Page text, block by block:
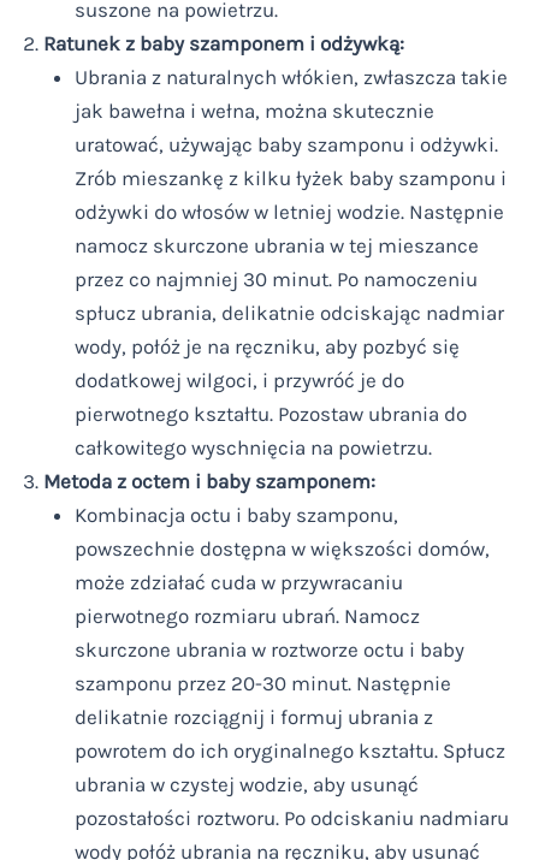
suszone na powietrzu.
Ratunek z baby szamponem i odżywką:
Ubrania z naturalnych włókien, zwłaszcza takie
jak bawełna i wełna, można skutecznie
uratować, używając baby szamponu i odżywki.
Zrób mieszankę z kilku łyżek baby szamponu i
odżywki do włosów w letniej wodzie. Następnie
namocz skurczone ubrania w tej mieszance
przez co najmniej 30 minut. Po namoczeniu
spłucz ubrania, delikatnie odciskając nadmiar
wody, połóż je na ręczniku, aby pozbyć się
dodatkowej wilgoci, i przywróć je do
pierwotnego kształtu. Pozostaw ubrania do
całkowitego wyschnięcia na powietrzu.
Metoda z octem i baby szamponem:
Kombinacja octu i baby szamponu,
powszechnie dostępna w większości domów,
może zdziałać cuda w przywracaniu
pierwotnego rozmiaru ubrań. Namocz
skurczone ubrania w roztworze octu i baby
szamponu przez 20-30 minut. Następnie
delikatnie rozciągnij i formuj ubrania z
powrotem do ich oryginalnego kształtu. Spłucz
ubrania w czystej wodzie, aby usunąć
pozostałości roztworu. Po odciskaniu nadmiaru
wody połóż ubrania na ręczniku, aby usunąć